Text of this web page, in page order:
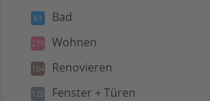
61 Bad
279 Wohnen
104 Renovieren
120 Fenster + Türen